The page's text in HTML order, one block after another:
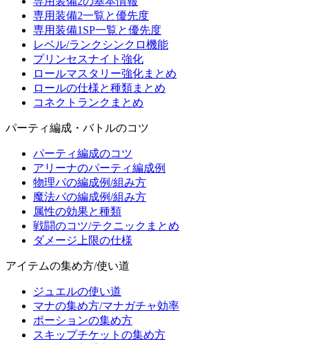
専用装備2一覧と優先度
専用装備1SP一覧と優先度
レベル/ランクシンクロ機能
プリンセスナイト強化
ロールマスタリー強化まとめ
ロールの仕様と種類まとめ
コネクトランクまとめ
パーティ編成・バトルのコツ
パーティ編成のコツ
アリーナのパーティ編成例
物理パの編成例/組み方
魔法パの編成例/組み方
属性の効果と種類
戦闘のコツ/テクニックまとめ
ダメージ上限の仕様
アイテムの集め方/使い道
ジュエルの使い道
マナの集め方/マナガチャ効率
ポーションの集め方
スキップチケットの集め方